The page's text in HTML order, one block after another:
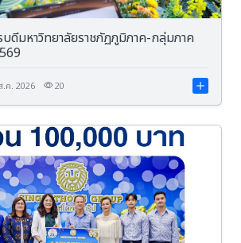
บดีมหาวิทยาลัยราชภัฏภูมิภาค-กลุ่มภาค
.ค. 2026 20